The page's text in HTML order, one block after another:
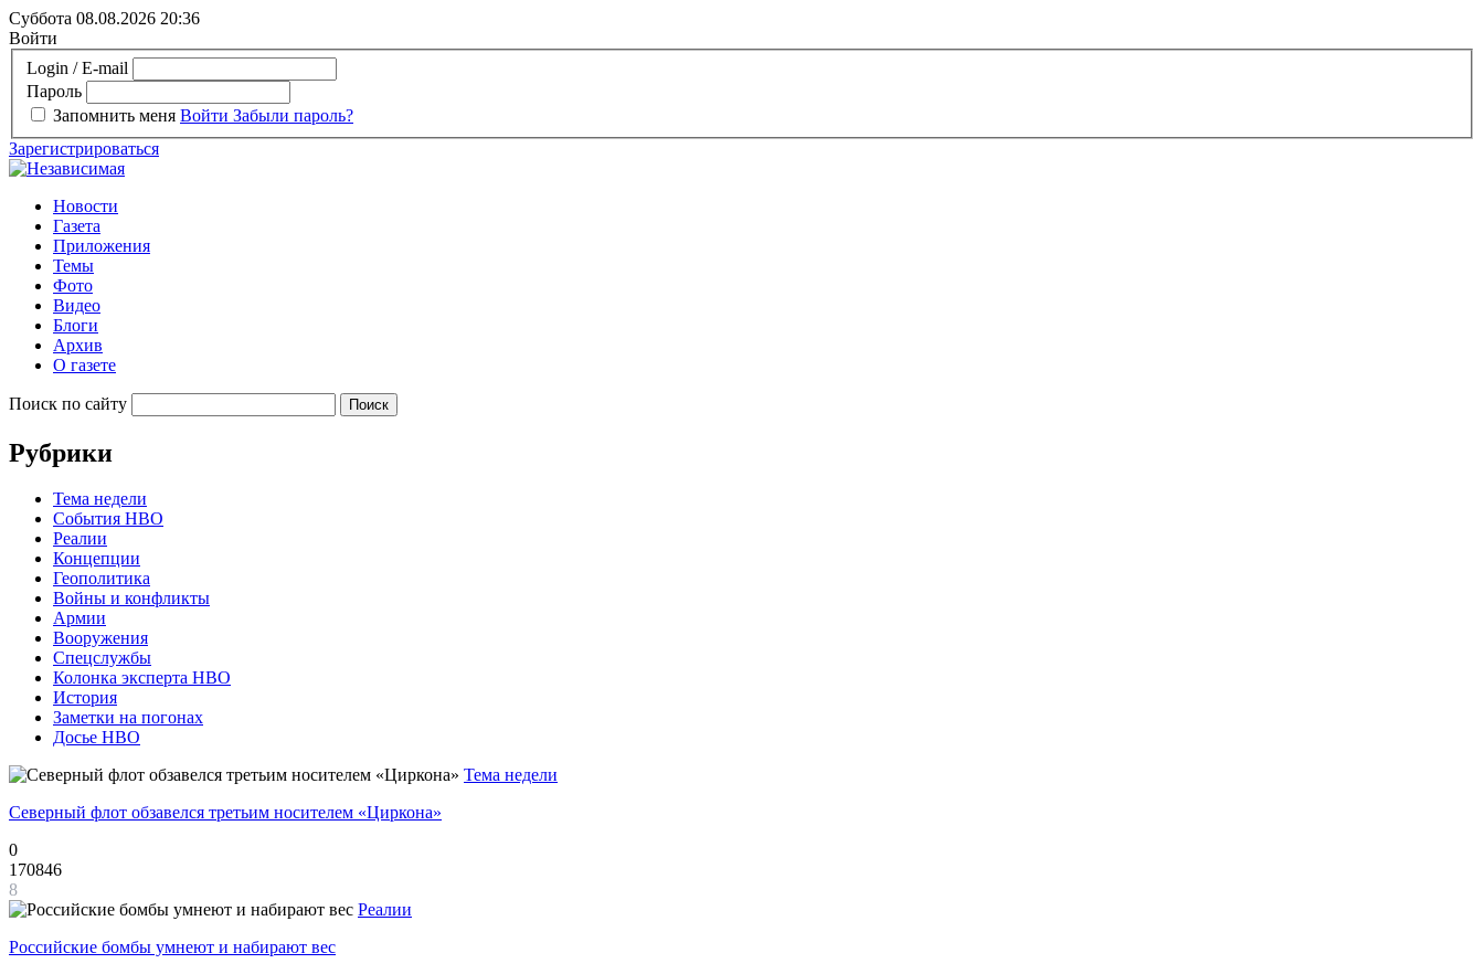
Суббота 08.08.2026 20:36
Войти
Login / E-mail
Пароль
Запомнить меня Войти Забыли пароль?
Зарегистрироваться
Новости
Газета
Приложения
Темы
Фото
Видео
Блоги
Архив
О газете
Поиск по сайту
Рубрики
Тема недели
События НВО
Реалии
Концепции
Геополитика
Войны и конфликты
Армии
Вооружения
Спецслужбы
Колонка эксперта НВО
История
Заметки на погонах
Досье НВО
Тема недели
Северный флот обзавелся третьим носителем «Циркона»
0
170846
8
Реалии
Российские бомбы умнеют и набирают вес